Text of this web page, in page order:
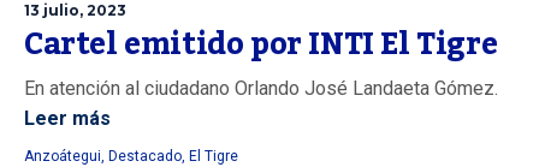
13 julio, 2023
Cartel emitido por INTI El Tigre
En atención al ciudadano Orlando José Landaeta Gómez.
Leer más
Anzoátegui, Destacado, El Tigre